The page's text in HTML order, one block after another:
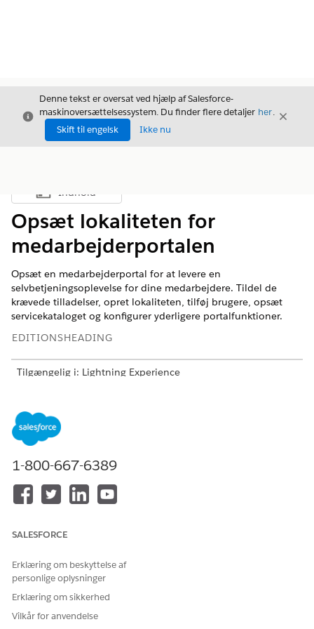
Luk
Denne tekst er oversat ved hjælp af Salesforce-
maskinoversættelsessystem. Du finder flere detaljer her.
Skift til engelsk
Ikke nu
Luk
Vis indholdsfortegnelse
Indhold
Opsæt lokaliteten for
medarbejderportalen
Opsæt en medarbejderportal for at levere en
selvbetjeningsoplevelse for dine medarbejdere. Tildel de
krævede tilladelser, opret lokaliteten, tilføj brugere, opsæt
servicekataloget og konfigurer yderligere portalfunktioner.
EDITIONSHEADING
Tilgængelig i: Lightning Experience
med Agentforce IT Service.
Opsæt tilladelsessæt og adgang for medarbejderportalen
skal du aktivere de funktioner på organisationsniveau,
som portalen afhænger af. Tildel derefter medarbejdere
en licens og de tilladelsessæt, der giver dem adgang til de
Opret og udgiv en medarbejderportallokalitet
vært for portalen Medarbejdertjenester. Vælg fra
skabelonen Agentforce eller skabelonen Agentcenter for
it-tjenester. Disse skabeloner leverer prækonfigurerede
at opsætte din lokalitet.
1-800-667-6389
SALESFORCE
Erklæring om beskyttelse af
personlige oplysninger
Erklæring om sikkerhed
Vilkår for anvendelse